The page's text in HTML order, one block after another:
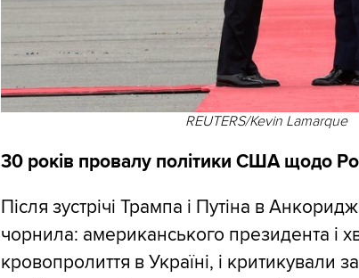
REUTERS/Kevin Lamarque
30 років провалу політики США щодо
Після зустрічі Трампа і Путіна в
чорнила: американського президента і
кровопролиття в Україні, і критикували